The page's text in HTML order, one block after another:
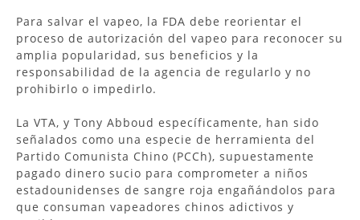
Para salvar el vapeo, la FDA debe reorientar el
proceso de autorización del vapeo para reconocer su
amplia popularidad, sus beneficios y la
responsabilidad de la agencia de regularlo y no
prohibirlo o impedirlo.
La VTA, y Tony Abboud específicamente, han sido
señalados como una especie de herramienta del
Partido Comunista Chino (PCCh), supuestamente
pagado dinero sucio para comprometer a niños
estadounidenses de sangre roja engañándolos para
que consuman vapeadores chinos adictivos y